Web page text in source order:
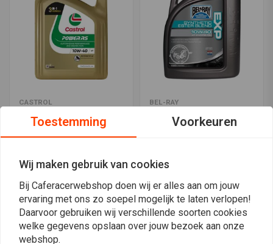
CASTROL
€38,76
BEL-RAY
Toestemming Voorkeuren
Wij maken gebruik van cookies
Bij Caferacerwebshop doen wij er alles aan om jouw
ervaring met ons zo soepel mogelijk te laten verlopen!
Daarvoor gebruiken wij verschillende soorten cookies
welke gegevens opslaan over jouw bezoek aan onze
webshop.